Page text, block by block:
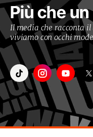
Più che
Il media che racconta il
viviamo con occhi